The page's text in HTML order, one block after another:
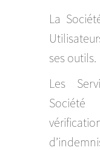
La
ses outils.
Les